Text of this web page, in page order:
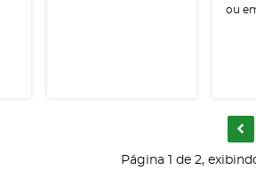
ou
Página 1 de 2,